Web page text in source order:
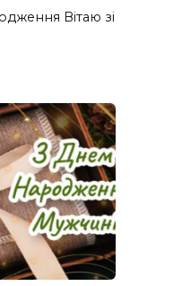
Вітаю зі